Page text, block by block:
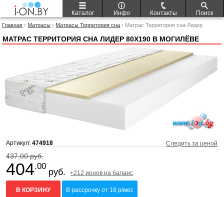
Каталог Инфо Контакты Поиск
Главная › Матрасы › Матрасы Территория сна › Матрас Территория сна Лидер
МАТРАС ТЕРРИТОРИЯ СНА ЛИДЕР 80X190 В МОГИЛЁВЕ
Артикул:474918 Следить за ценой
437,00 руб.
404.00
руб. +212 ионов на баланс
В КОРЗИНУ В рассрочку от 18 р/мес